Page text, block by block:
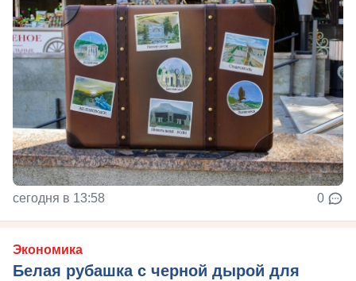
сегодня в 13:58 0
Экономика
Белая рубашка с черной дырой для